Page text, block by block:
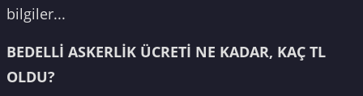
bilgiler...
BEDELLİ ASKERLİK ÜCRETİ NE KADAR, KAÇ TL
OLDU?